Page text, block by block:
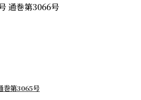
通巻第3066号
巻第3065号